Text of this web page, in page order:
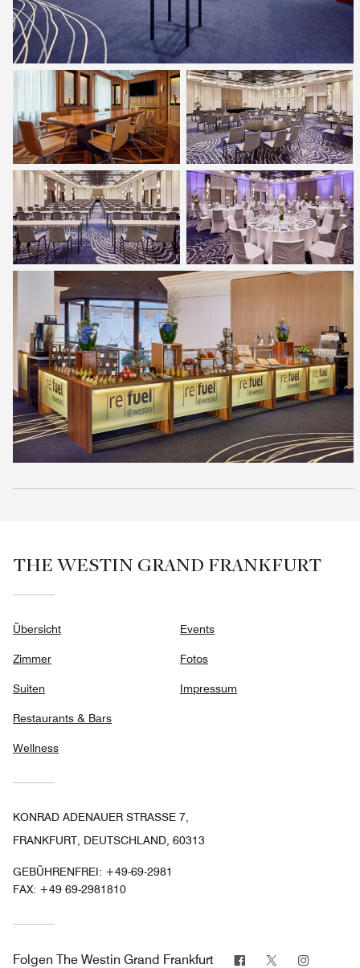
THE WESTIN GRAND FRANKFURT
Übersicht
Zimmer
Suiten
Restaurants & Bars
Wellness
Events
Fotos
Impressum
KONRAD ADENAUER STRASSE 7,
FRANKFURT, DEUTSCHLAND, 60313
GEBÜHRENFREI: +49-69-2981
FAX: +49 69-2981810
Folgen The Westin Grand Frankfurt Facebook
Twitter